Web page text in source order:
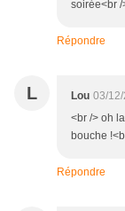
soirée<br /
Répondre
L Lou 03/
<br /> oh
bouche
Répondre